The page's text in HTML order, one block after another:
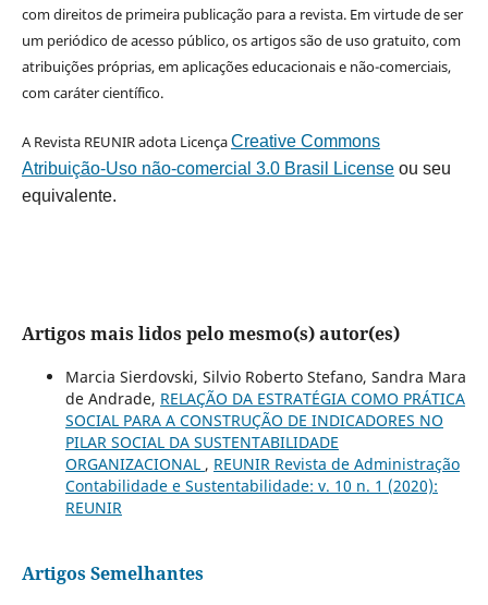
com direitos de primeira publicação para a revista. Em virtude de ser
um periódico de acesso público, os artigos são de uso gratuito, com
atribuições próprias, em aplicações educacionais e não-comerciais,
com caráter científico.
A Revista REUNIR adota LicençaCreative Commons
Atribuição-Uso não-comercial 3.0 Brasil Licenseou seu
equivalente.
Artigos mais lidos pelo mesmo(s) autor(es)
Marcia Sierdovski, Silvio Roberto Stefano, Sandra Mara
de Andrade, RELAÇÃO DA ESTRATÉGIA COMO PRÁTICA
SOCIAL PARA A CONSTRUÇÃO DE INDICADORES NO
PILAR SOCIAL DA SUSTENTABILIDADE
ORGANIZACIONAL , REUNIR Revista de Administração
Contabilidade e Sustentabilidade: v. 10 n. 1 (2020):
REUNIR
Artigos Semelhantes